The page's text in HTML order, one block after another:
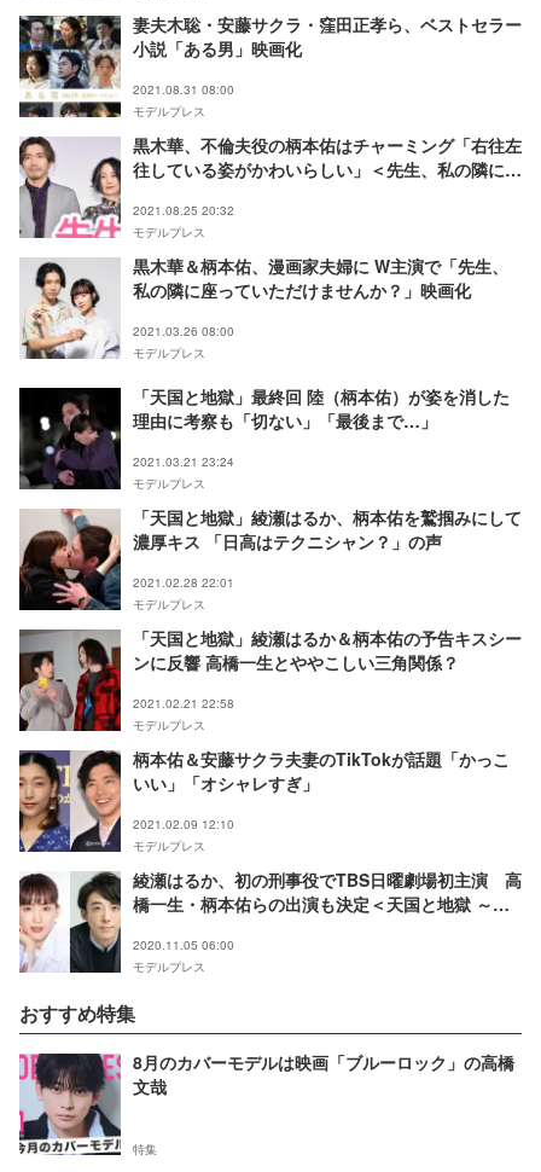
妻夫木聡・安藤サクラ・窪田正孝ら、ベストセラー
小説「ある男」映画化
2021.08.31 08:00
モデルプレス
黒木華、不倫夫役の柄本佑はチャーミング「右往左
往している姿がかわいらしい」＜先生、私の隣に座
2021.08.25 20:32
モデルプレス
黒木華＆柄本佑、漫画家夫婦に W主演で「先生、
私の隣に座っていただけませんか？」映画化
2021.03.26 08:00
モデルプレス
「天国と地獄」最終回 陸（柄本佑）が姿を消した
理由に考察も「切ない」「最後まで…」
2021.03.21 23:24
モデルプレス
「天国と地獄」綾瀬はるか、柄本佑を鷲掴みにして
濃厚キス 「日高はテクニシャン？」の声
2021.02.28 22:01
モデルプレス
「天国と地獄」綾瀬はるか＆柄本佑の予告キスシー
ンに反響 高橋一生とややこしい三角関係？
2021.02.21 22:58
モデルプレス
柄本佑＆安藤サクラ夫妻のTikTokが話題「かっこ
いい」「オシャレすぎ」
2021.02.09 12:10
モデルプレス
綾瀬はるか、初の刑事役でTBS日曜劇場初主演 高
橋一生・柄本佑らの出演も決定＜天国と地獄 ～サ
2020.11.05 06:00
モデルプレス
おすすめ特集
8月のカバーモデルは映画「ブルーロック」の高橋
文哉
特集